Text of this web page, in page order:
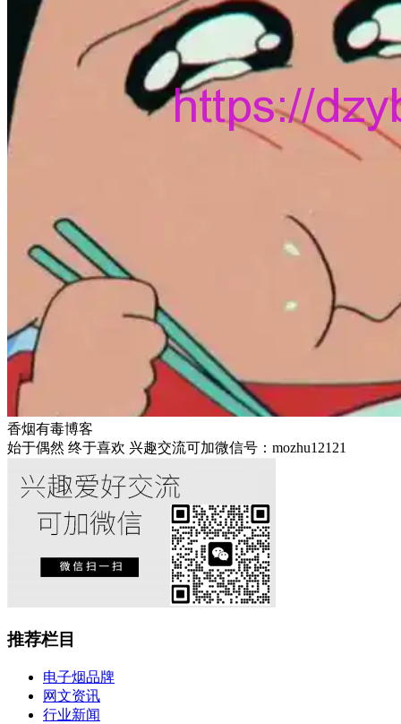
香烟有毒博客
始于偶然 终于喜欢 兴趣交流可加微信号：mozhu12121
推荐栏目
电子烟品牌
网文资讯
行业新闻